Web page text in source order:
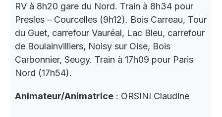
RV à 8h20 gare du Nord. Train à 8h34 pour
Presles – Courcelles (9h12). Bois Carreau, Tour
du Guet, carrefour Vauréal, Lac Bleu, carrefour
de Boulainvilliers, Noisy sur Oise, Bois
Carbonnier, Seugy. Train à 17h09 pour Paris
Nord (17h54).
Animateur/Animatrice : ORSINI Claudine